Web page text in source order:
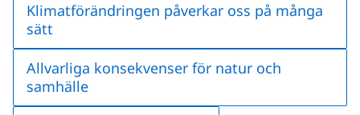
Klimatförändringen påverkar oss på många
sätt
Allvarliga konsekvenser för natur och
samhälle